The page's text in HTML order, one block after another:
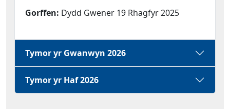
Gorffen: Dydd Gwener 19 Rhagfyr 2025
Tymor yr Gwanwyn 2026
Tymor yr Haf 2026